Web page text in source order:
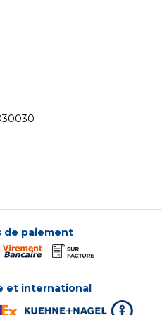
de paiement
et international